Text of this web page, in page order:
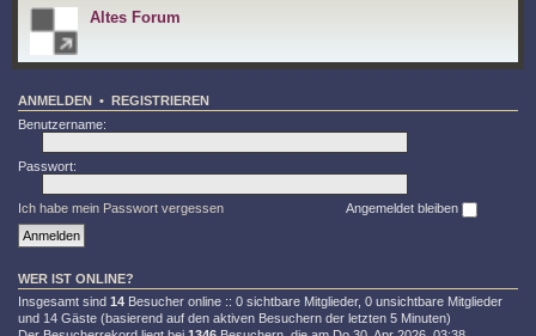
Altes Forum
ANMELDEN • REGISTRIEREN
Benutzername:
Passwort:
Ich habe mein Passwort vergessen Angemeldet bleiben
WER IST ONLINE?
Insgesamt sind 14 Besucher online :: 0 sichtbare Mitglieder, 0 unsichtbare Mitglieder
und 14 Gäste (basierend auf den aktiven Besuchern der letzten 5 Minuten)